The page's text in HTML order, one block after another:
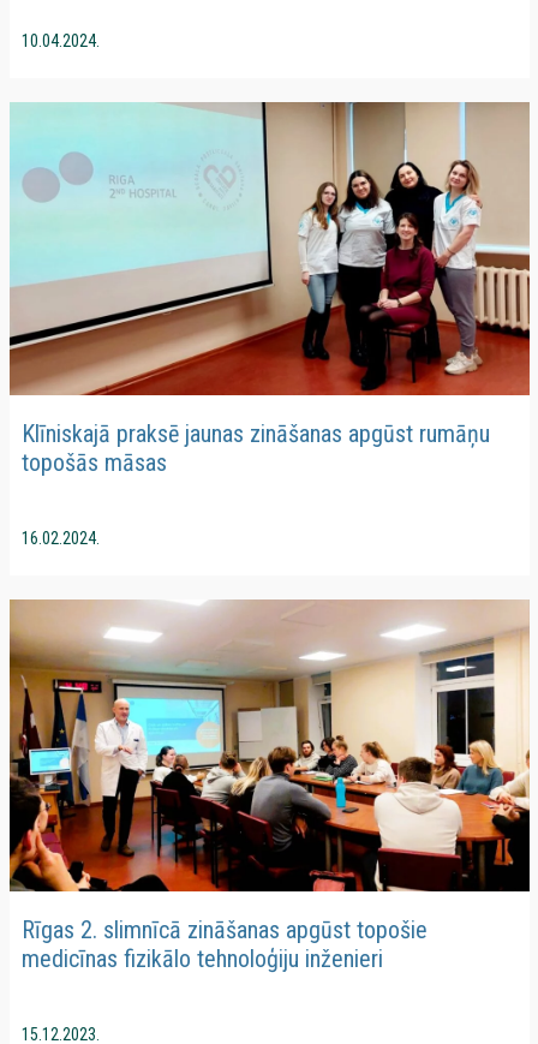
10.04.2024.
Klīniskajā praksē jaunas zināšanas apgūst rumāņu
topošās māsas
16.02.2024.
Rīgas 2. slimnīcā zināšanas apgūst topošie
medicīnas fizikālo tehnoloģiju inženieri
15.12.2023.